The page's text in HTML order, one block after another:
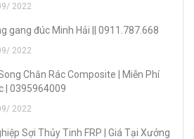
2022
gang đúc Minh Hải || 0911.787.668
2022
Chắn Rác Composite | Miễn Phí
| 0395964009
2022
Sợi Thủy Tinh FRP | Giá Tại Xưởng